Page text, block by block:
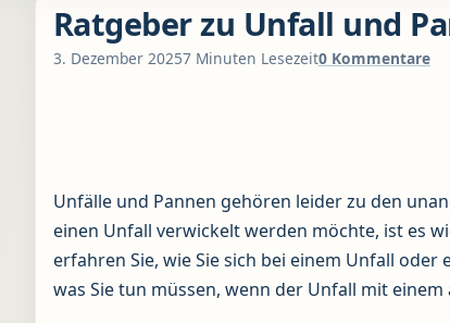
Ratgeber zu Unfall und
3. Dezember 20257 Minuten Lesezeit0 Kommentare
Unfälle und Pannen gehören leider zu den
einen Unfall verwickelt werden möchte, ist es
erfahren Sie, wie Sie sich bei einem Unfall
was Sie tun müssen, wenn der Unfall mit